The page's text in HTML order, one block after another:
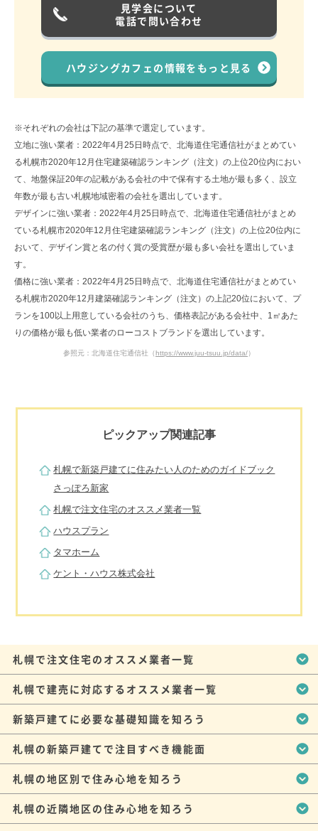
見学会について
電話で問い合わせ
ハウジングカフェの情報をもっと見る
※それぞれの会社は下記の基準で選定しています。
立地に強い業者：2022年4月25日時点で、北海道住宅通信社がまとめてい
る札幌市2020年12月住宅建築確認ランキング（注文）の上位20位内におい
て、地盤保証20年の記載がある会社の中で保有する土地が最も多く、設立
年数が最も古い札幌地域密着の会社を選出しています。
デザインに強い業者：2022年4月25日時点で、北海道住宅通信社がまとめ
ている札幌市2020年12月住宅建築確認ランキング（注文）の上位20位内に
おいて、デザイン賞と名の付く賞の受賞歴が最も多い会社を選出していま
す。
価格に強い業者：2022年4月25日時点で、北海道住宅通信社がまとめてい
る札幌市2020年12月建築確認ランキング（注文）の上記20位において、プ
ランを100以上用意している会社のうち、価格表記がある会社中、1㎡あた
りの価格が最も低い業者のローコストブランドを選出しています。
参照元：北海道住宅通信社（https://www.juu-tsuu.jp/data/）
ピックアップ関連記事
札幌で新築戸建てに住みたい人のためのガイドブック
さっぽろ新家
札幌で注文住宅のオススメ業者一覧
ハウスプラン
タマホーム
ケント・ハウス株式会社
札幌で注文住宅のオススメ業者一覧
札幌で建売に対応するオススメ業者一覧
新築戸建てに必要な基礎知識を知ろう
札幌の新築戸建てで注目すべき機能面
札幌の地区別で住み心地を知ろう
札幌の近隣地区の住み心地を知ろう